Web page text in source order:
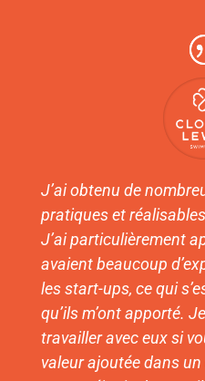
J’ai obtenu de
pratiques et
J’ai particulièrement
avaient beaucoup
les start-ups, ce qui
qu’ils m’ont apporté.
travailler avec eux si
valeur ajoutée dans